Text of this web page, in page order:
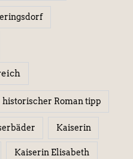
historischer Roman tipp
Kaiserin
Kaiserin Elisabeth